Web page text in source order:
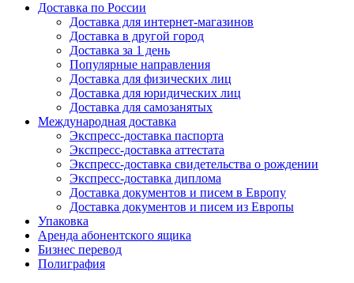
Доставка по России
Доставка для интернет-магазинов
Доставка в другой город
Доставка за 1 день
Популярные направления
Доставка для физических лиц
Доставка для юридических лиц
Доставка для самозанятых
Международная доставка
Экспресс-доставка паспорта
Экспресс-доставка аттестата
Экспресс-доставка свидетельства о рождении
Экспресс-доставка диплома
Доставка документов и писем в Европу
Доставка документов и писем из Европы
Упаковка
Аренда абонентского ящика
Бизнес перевод
Полиграфия